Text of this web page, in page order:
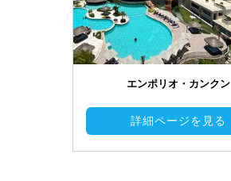
エンポリオ・カンクン
詳細ページを見る